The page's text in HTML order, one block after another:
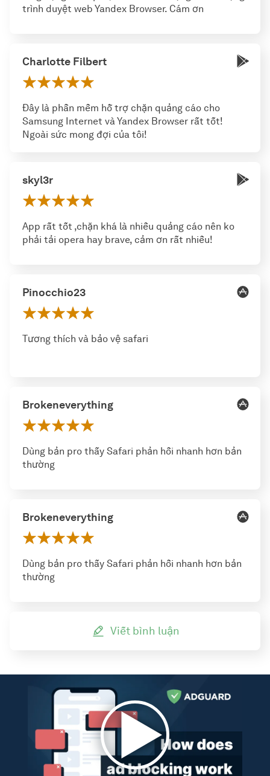
trình duyệt web Yandex Browser. Cám ơn
Charlotte Filbert
Đây là phần mềm hỗ trợ chặn quảng cáo cho
Samsung Internet và Yandex Browser rất tốt!
Ngoài sức mong đợi của tôi!
skyl3r
App rất tốt ,chặn khá là nhiều quảng cáo nên ko
phải tải opera hay brave, cảm ơn rất nhiều!
Pinocchio23
Tương thích và bảo vệ safari
Brokeneverything
Dùng bản pro thấy Safari phản hồi nhanh hơn bản
thường
Brokeneverything
Dùng bản pro thấy Safari phản hồi nhanh hơn bản
thường
Viết bình luận